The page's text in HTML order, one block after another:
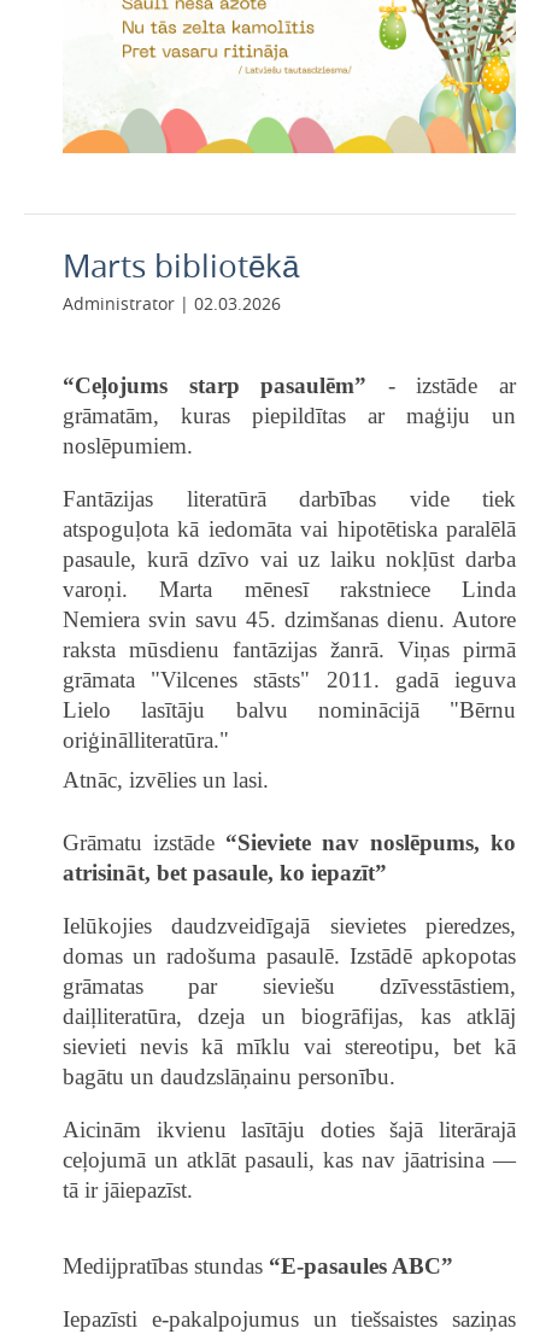
Marts bibliotēkā
Administrator | 02.03.2026
“Ceļojums starp pasaulēm” - izstāde ar
grāmatām, kuras piepildītas ar maģiju un
noslēpumiem.
Fantāzijas literatūrā darbības vide tiek
atspoguļota kā iedomāta vai hipotētiska paralēlā
pasaule, kurā dzīvo vai uz laiku nokļūst darba
varoņi. Marta mēnesī rakstniece Linda
Nemiera svin savu 45. dzimšanas dienu. Autore
raksta mūsdienu fantāzijas žanrā. Viņas pirmā
grāmata "Vilcenes stāsts" 2011. gadā ieguva
Lielo lasītāju balvu nominācijā "Bērnu
oriģinālliteratūra."
Atnāc, izvēlies un lasi.
Grāmatu izstāde “Sieviete nav noslēpums, ko
atrisināt, bet pasaule, ko iepazīt”
Ielūkojies daudzveidīgajā sievietes pieredzes,
domas un radošuma pasaulē. Izstādē apkopotas
grāmatas par sieviešu dzīvesstāstiem,
daiļliteratūra, dzeja un biogrāfijas, kas atklāj
sievieti nevis kā mīklu vai stereotipu, bet kā
bagātu un daudzslāņainu personību.
Aicinām ikvienu lasītāju doties šajā literārajā
ceļojumā un atklāt pasauli, kas nav jāatrisina —
tā ir jāiepazīst.
Medijpratības stundas “E-pasaules ABC”
Iepazīsti e-pakalpojumus un tiešsaistes saziņas